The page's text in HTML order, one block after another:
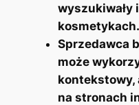
wyszukiwały
kosmetykach.
Sprzedawca
może
kontekstowy,
na stronach